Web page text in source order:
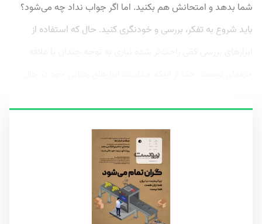
شما بدهد و امتحانش هم بکنید. اما اگر جواب نداد چه می‌شود؟
باید شروع به تفکر، بررسی و خودنگری کنید. حال که استفاده از